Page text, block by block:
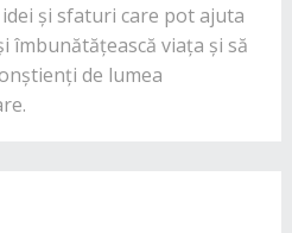
și sfaturi care pot ajuta
îmbunătățească viața și să
de lumea